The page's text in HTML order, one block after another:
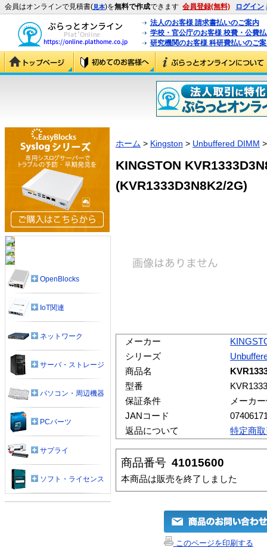
会員はオンラインで見積書(見本)を無料で作成できます 会員登録(無料) ログイン
法人のお客様 請求書払いのご案内
学校・官公庁のお客様 校費・公費
研究機関のお客様 科研費払いのご
ホーム > Kingston > Unbuffered DIMM
KINGSTON
(KVR1333D3N8K2/2G)
メーカー
シリーズ
商品名
型番
保証条件
メーカ
JANコード
返品について
特定商
商品番号 41015600
本商品は販売を終了しました
このページを印刷する
OpenBlocks
IoT関連
ネットワーク
サーバ・ストレージ
パソコン・周辺機器
PCパーツ
サプライ
ソフト・ライセンス